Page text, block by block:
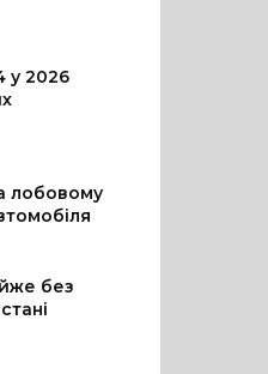
у 2026
лобовому
без